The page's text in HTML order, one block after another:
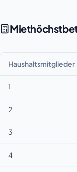
Haushaltsmitglieder
1
2
3
4